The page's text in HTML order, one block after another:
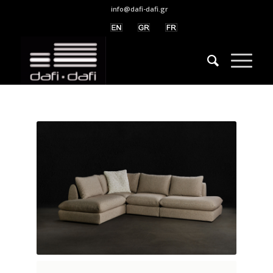
info@dafi-dafi.gr